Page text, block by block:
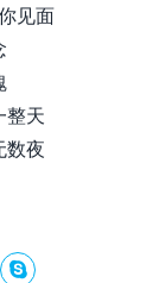
见面
整天
数夜
